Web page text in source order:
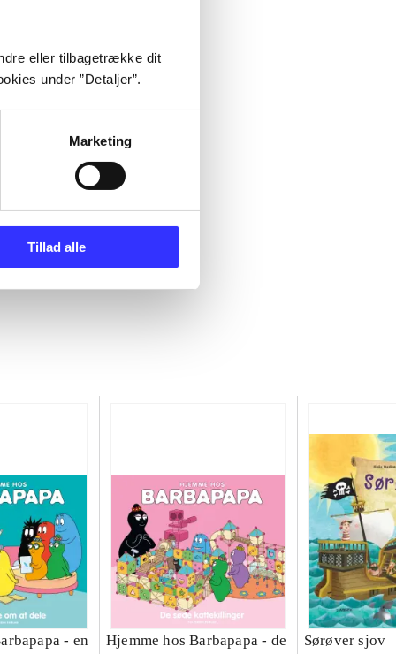
eller tilbagetrække dit
under ”Detaljer”.
Marketing
Tillad alle
- en
Hjemme hos Barbapapa - de
Sørøver sjov